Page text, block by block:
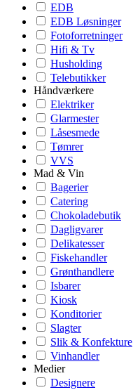
EDB
EDB Løsninger
Fotoforretninger
Hifi & Tv
Husholding
Telebutikker
Håndværkere
Elektriker
Glarmester
Låsesmede
Tømrer
VVS
Mad & Vin
Bagerier
Catering
Chokoladebutik
Dagligvarer
Delikatesser
Fiskehandler
Grønthandlere
Isbarer
Kiosk
Konditorier
Slagter
Slik & Konfekture
Vinhandler
Medier
Designere